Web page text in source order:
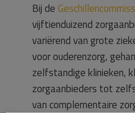
Bij de
vijftienduizend
variërend van grote
voor ouderenzorg,
zelfstandige klinieken,
zorgaanbieders tot
van complementaire